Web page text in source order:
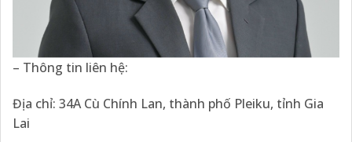
– Thông tin liên hệ:
Địa chỉ: 34A Cù Chính Lan, thành phố Pleiku, tỉnh Gia
Lai